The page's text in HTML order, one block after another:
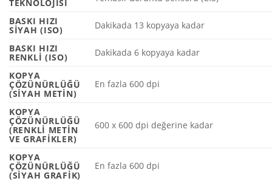
TEKNOLOJISI
BASKI HIZI
SIYAH (ISO) Dakikada 13 kopyaya kadar
BASKI HIZI
RENKLI (ISO) Dakikada 6 kopyaya kadar
KOPYA
ÇÖZÜNÜRLÜĞÜ
(SIYAH METIN)
En fazla 600 dpi
KOPYA
ÇÖZÜNÜRLÜĞÜ
(RENKLI METIN
VE GRAFIKLER)
600 x 600 dpi değerine kadar
KOPYA
ÇÖZÜNÜRLÜĞÜ
(SIYAH GRAFIK)
En fazla 600 dpi